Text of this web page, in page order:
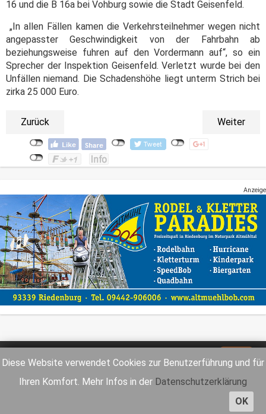
Diese Website verwendet Cookies zur Benutzerführung und für
Ihren Komfort. Mehr Infos in der Datenschutzerklärung
OK
16 und die B 16a bei Vohburg sowie die Stadt Geisenfeld.
„In allen Fällen kamen die Verkehrsteilnehmer wegen nicht
angepasster Geschwindigkeit von der Fahrbahn ab
beziehungsweise fuhren auf den Vordermann auf“, so ein
Sprecher der Inspektion Geisenfeld. Verletzt wurde bei den
Unfällen niemand. Die Schadenshöhe liegt unterm Strich bei
zirka 25 000 Euro.
Zurück Weiter
Anzeige